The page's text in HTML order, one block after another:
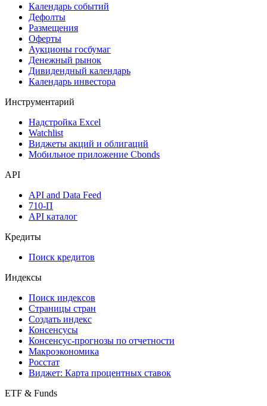
Календарь событий
Дефолты
Размещения
Оферты
Аукционы госбумаг
Денежный рынок
Дивидендный календарь
Календарь инвестора
Инструментарий
Надстройка Excel
Watchlist
Виджеты акций и облигаций
Мобильное приложение Cbonds
API
API and Data Feed
710-П
API каталог
Кредиты
Поиск кредитов
Индексы
Поиск индексов
Страницы стран
Создать индекс
Консенсусы
Консенсус-прогнозы по отчетности
Макроэкономика
Росстат
Виджет: Карта процентных ставок
ETF & Funds